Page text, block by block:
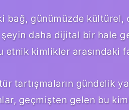
bağ, günümüzde
şeyin daha dijital bir hale
etnik kimlikler arasındaki
tartışmaların gündelik
geçmişten gelen bu